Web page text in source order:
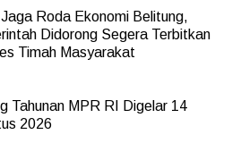
Jaga Roda Ekonomi Belitung,
Didorong Segera Terbitkan
Timah Masyarakat
Tahunan MPR RI Digelar 14
2026